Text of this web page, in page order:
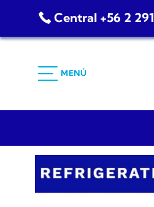
contenido
Central +56 2
MENÚ